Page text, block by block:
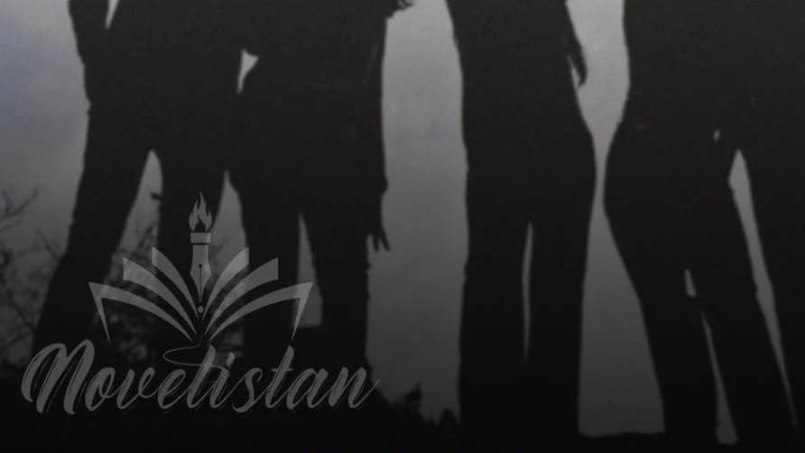
آئی۔ میرال کمرے میں آئی اور وہی بیڈ پر سر پکڑ کر بیٹھ گئی۔ انجانے میں وہ زیادہ بول گئی۔۔
Season 01↓
Download Link